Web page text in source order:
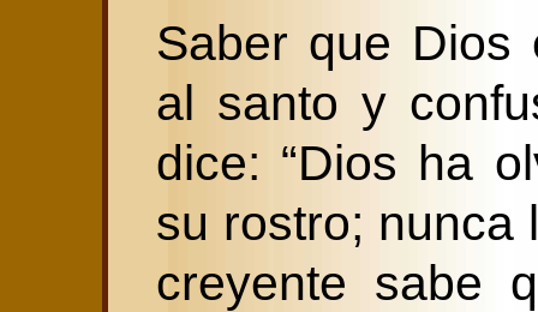
Saber que Dios
al santo y
dice: “Dios ha
su rostro; nunca
creyente sabe